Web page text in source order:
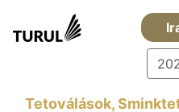
Tetoválások,